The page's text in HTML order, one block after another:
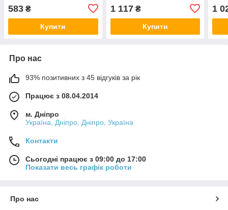
583 ₴
Купити
1 117₴
Купити
1
Про нас
93% позитивних з 45 відгуків за рік
Працює з 08.04.2014
м. Дніпро
Україна, Дніпро, Дніпро, Україна
Контакти
Сьогодні працює з 09:00 до 17:00
Показати весь графік роботи
Про нас